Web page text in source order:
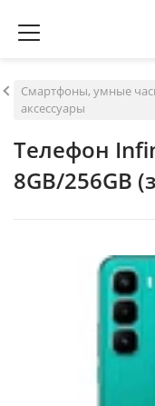
Смартфоны, умные
аксессуары
Телефон
8GB/256GB